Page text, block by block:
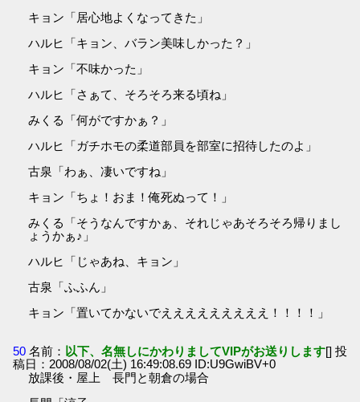
キョン「居心地よくなってきた」
ハルヒ「キョン、バラン美味しかった？」
キョン「不味かった」
ハルヒ「さぁて、そろそろ来る頃ね」
みくる「何がですかぁ？」
ハルヒ「ガチホモの柔道部員を部室に招待したのよ」
古泉「わぁ、凄いですね」
キョン「ちょ！おま！俺死ぬって！」
みくる「そうなんですかぁ、それじゃあそろそろ帰りまし
ょうかぁ♪」
ハルヒ「じゃあね、キョン」
古泉「ふふん」
キョン「置いてかないでえええええええええ！！！！」
50 名前： 以下、名無しにかわりましてVIPがお送りします[] 投
稿日：2008/08/02(土) 16:49:08.69 ID:U9GwiBV+0
放課後・屋上 長門と朝倉の場合